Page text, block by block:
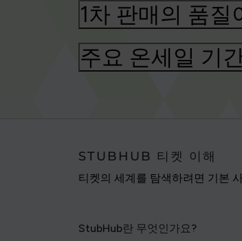
1차 판매의 품
주요 온세일 기
STUBHUB 티켓 이해
티켓의 세계를 탐색하려면 기본
StubHub란 무엇인가요?